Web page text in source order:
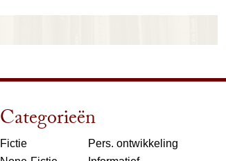
Categorieën
Fictie
Pers. ontwikkeling